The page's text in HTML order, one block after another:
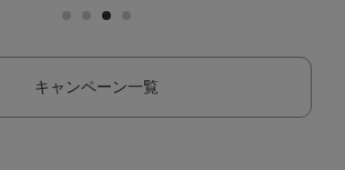
キャンペーン一覧